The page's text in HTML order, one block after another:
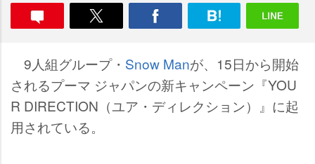
9人組グループ・ Snow Manが、15日から開始
されるプーマ ジャパンの新キャンペーン『YOU
R DIRECTION（ユア・ディレクション）』に起
用されている。